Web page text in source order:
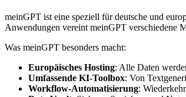
meinGPT ist eine speziell für deutsche und
Anwendungen vereint meinGPT verschiedene
Was meinGPT besonders macht:
Europäisches Hosting: Alle Daten
Umfassende KI-Toolbox: Von
Workflow-Automatisierung: